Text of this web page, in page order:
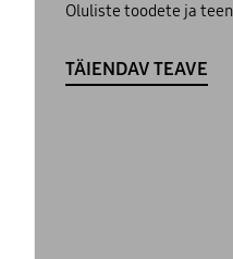
Oluliste toodete ja
TÄIENDAV TEAVE